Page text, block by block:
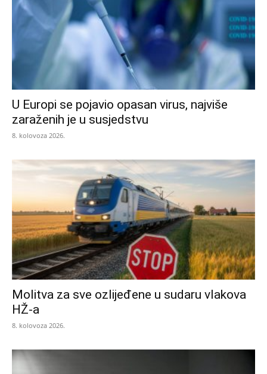
U Europi se pojavio opasan virus, najviše
zaraženih je u susjedstvu
8. kolovoza 2026.
Molitva za sve ozlijeđene u sudaru vlakova
HŽ-a
8. kolovoza 2026.